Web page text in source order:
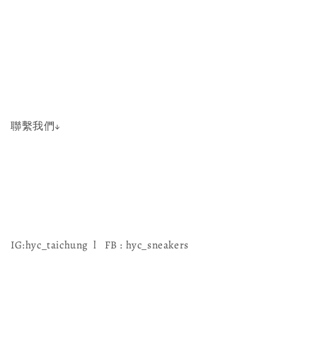
聯繫我們↓
IG:hyc_taichung l FB : hyc_sneakers